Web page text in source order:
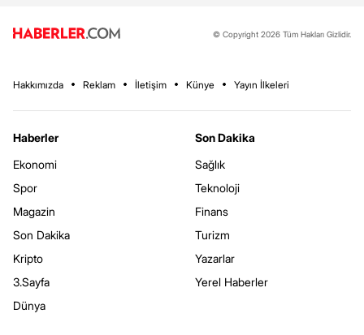
© Copyright 2026 Tüm Hakları Gizlidir.
Hakkımızda Reklam İletişim Künye Yayın İlkeleri
Haberler
Ekonomi
Spor
Magazin
Son Dakika
Kripto
3.Sayfa
Dünya
Son Dakika
Sağlık
Teknoloji
Finans
Turizm
Yazarlar
Yerel Haberler